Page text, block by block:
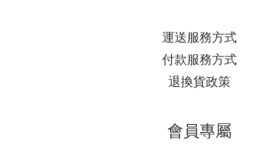
運送服務方式
付款服務方式
退換貨政策
會員專屬